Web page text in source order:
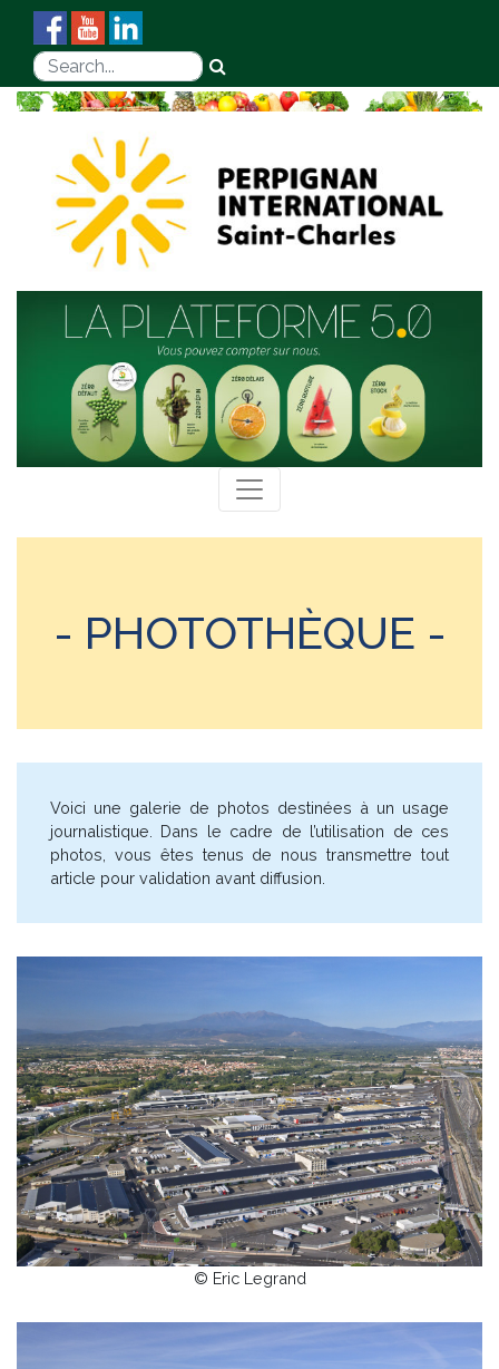
- PHOTOTHÈQUE -
Voici une galerie de photos destinées à un usage
journalistique. Dans le cadre de l’utilisation de ces
photos, vous êtes tenus de nous transmettre tout
article pour validation avant diffusion.
© Eric Legrand